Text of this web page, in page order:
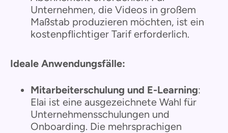
Unternehmen, die Videos in großem
Maßstab produzieren möchten, ist ein
kostenpflichtiger Tarif erforderlich.
Ideale Anwendungsfälle:
Mitarbeiterschulung und E-Learning:
Elai ist eine ausgezeichnete Wahl für
Unternehmensschulungen und
Onboarding. Die mehrsprachigen